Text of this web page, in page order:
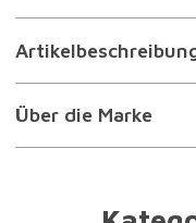
Über die Marke